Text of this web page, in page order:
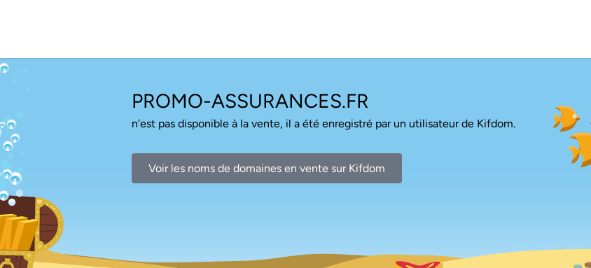
PROMO-ASSURANCES.FR
n'est pas disponible à la vente, il a été enregistré par un utilisateur de Kifdom.
Voir les noms de domaines en vente sur Kifdom